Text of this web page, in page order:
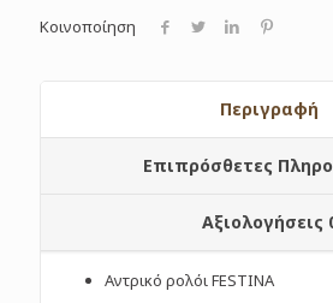
Κοινοποίηση
Περιγραφή
Επιπρόσθετες
Αξιολογήσεις
Αντρικό ρολόι FESTINA